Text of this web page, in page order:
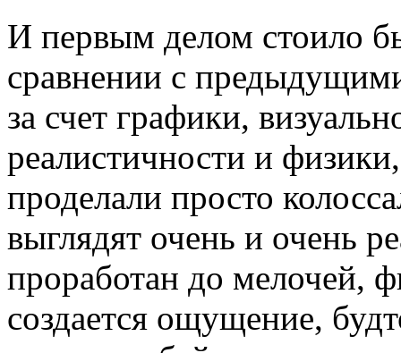
И первым делом стоило
сравнении с
за счет графики,
реалистичности и
проделали просто
выглядят очень и очень
проработан до мелочей,
создается ощущение,